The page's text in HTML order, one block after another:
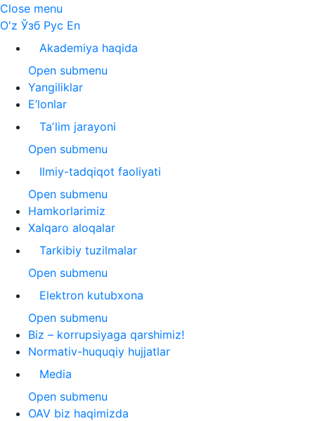
Close menu
O'z Ўзб Рус En
Akademiya haqida
Open submenu
Yangiliklar
E’lonlar
Taʼlim jarayoni
Open submenu
Ilmiy-tadqiqot faoliyati
Open submenu
Hamkorlarimiz
Xalqaro aloqalar
Tarkibiy tuzilmalar
Open submenu
Elektron kutubxona
Open submenu
Biz – korrupsiyaga qarshimiz!
Normativ-huquqiy hujjatlar
Media
Open submenu
OAV biz haqimizda